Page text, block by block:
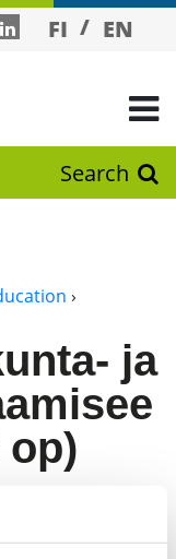
FI EN
Search
›
ja
op)